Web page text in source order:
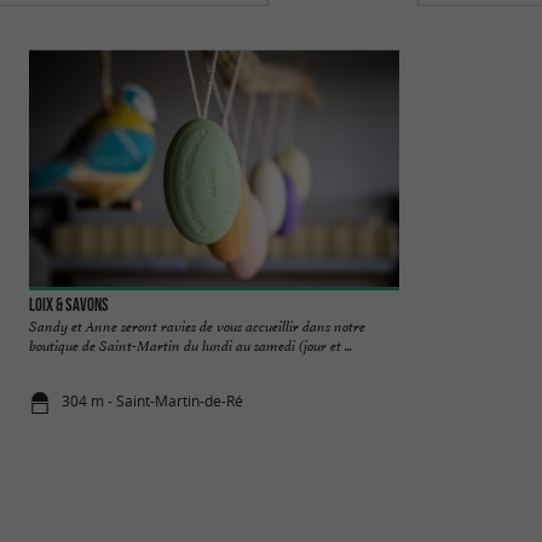
Loix & Savons
Sandy et Anne seront ravies de vous accueillir dans notre
boutique de Saint-Martin du lundi au samedi (jour et ...
304 m - Saint-Martin-de-Ré